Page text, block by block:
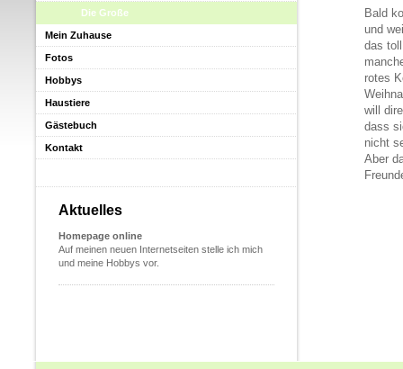
Bald
und
das
rotes
will
dass
nicht
Aber
Die Große
Mein Zuhause
Fotos
Hobbys
Haustiere
Gästebuch
Kontakt
Aktuelles
Homepage online
Auf meinen neuen Internetseiten stelle ich mich
und meine Hobbys vor.